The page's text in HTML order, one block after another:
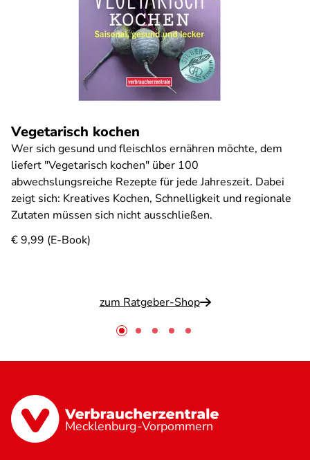
Vegetarisch kochen
Wer sich gesund und fleischlos ernähren möchte, dem
liefert "Vegetarisch kochen" über 100
abwechslungsreiche Rezepte für jede Jahreszeit. Dabei
zeigt sich: Kreatives Kochen, Schnelligkeit und regionale
Zutaten müssen sich nicht ausschließen.
€ 9,99 (E-Book)
zum Ratgeber-Shop
Mecklenburg-Vorpommern